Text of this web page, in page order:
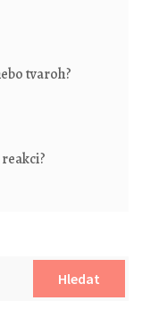
tvaroh?
Hledat